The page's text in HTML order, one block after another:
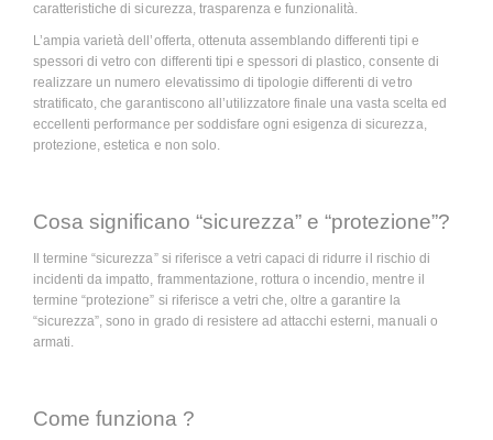
caratteristiche di sicurezza, trasparenza e funzionalità.
L’ampia varietà dell’offerta, ottenuta assemblando differenti tipi e
spessori di vetro con differenti tipi e spessori di plastico, consente di
realizzare un numero elevatissimo di tipologie differenti di vetro
stratificato, che garantiscono all’utilizzatore finale una vasta scelta ed
eccellenti performance per soddisfare ogni esigenza di sicurezza,
protezione, estetica e non solo.
Cosa significano “sicurezza” e “protezione”?
Il termine “sicurezza” si riferisce a vetri capaci di ridurre il rischio di
incidenti da impatto, frammentazione, rottura o incendio, mentre il
termine “protezione” si riferisce a vetri che, oltre a garantire la
“sicurezza”, sono in grado di resistere ad attacchi esterni, manuali o
armati.
Come funziona ?